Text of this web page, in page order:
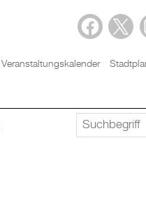
Veranstaltungskalender